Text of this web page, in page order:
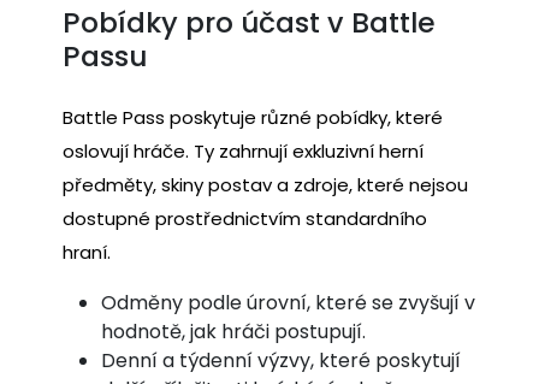
Pobídky pro účast v Battle
Passu
Battle Pass poskytuje různé pobídky, které
oslovují hráče. Ty zahrnují exkluzivní herní
předměty, skiny postav a zdroje, které nejsou
dostupné prostřednictvím standardního
hraní.
Odměny podle úrovní, které se zvyšují v
hodnotě, jak hráči postupují.
Denní a týdenní výzvy, které poskytují